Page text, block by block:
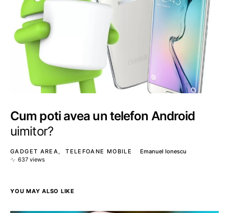
Cum poti avea un telefon Android
uimitor?
GADGET AREA TELEFOANE MOBILE
Emanuel Ionescu
637 views
YOU MAY ALSO LIKE